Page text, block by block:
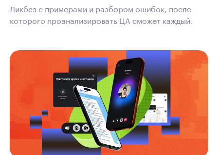
Ликбез с примерами и разбором ошибок, после
которого проанализировать ЦА сможет каждый.